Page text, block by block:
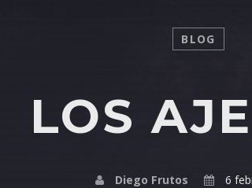
BUSCAR EN
COMPARTE
Twitter Facebook
BLOG
LOS
Diego Frutos 6